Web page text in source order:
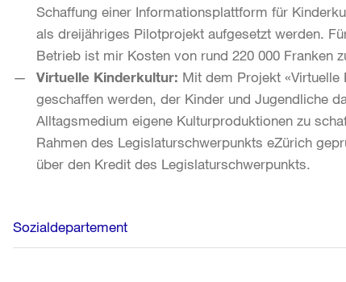
Schaffung einer Informationsplattform für
als dreijähriges Pilotprojekt aufgesetzt werden.
Betrieb ist mir Kosten von rund 220 000 Franken
Virtuelle Kinderkultur: Mit dem Projekt
geschaffen werden, der Kinder und Jugendliche
Alltagsmedium eigene Kulturproduktionen zu
Rahmen des Legislaturschwerpunkts eZürich
über den Kredit des Legislaturschwerpunkts.
Weitere
Informationen
Sozialdepartement